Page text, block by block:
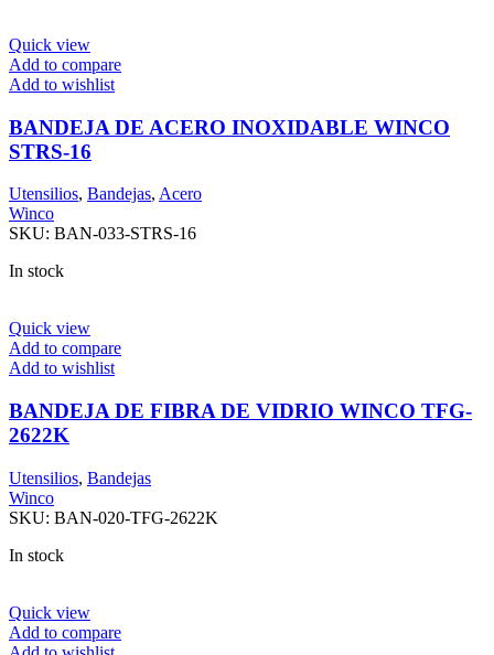
Quick view
Add to compare
Add to wishlist
BANDEJA DE ACERO INOXIDABLE WINCO
STRS-16
Utensilios, Bandejas, Acero
Winco
SKU: BAN-033-STRS-16
In stock
Quick view
Add to compare
Add to wishlist
BANDEJA DE FIBRA DE VIDRIO WINCO TFG-
2622K
Utensilios, Bandejas
Winco
SKU: BAN-020-TFG-2622K
In stock
Quick view
Add to compare